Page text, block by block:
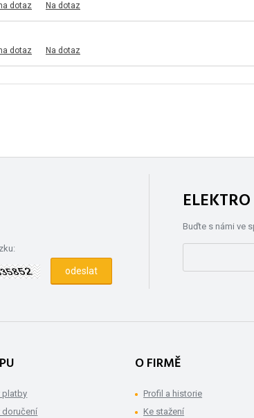
dotaz Na dotaz
dotaz Na dotaz
Buďte s námi ve
platby
doručení
O FIRMĚ
Profil a historie
Ke stažení